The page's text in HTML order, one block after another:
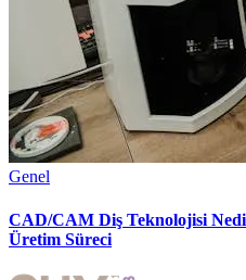
Genel
CAD/CAM Diş Teknolojisi
Üretim Süreci